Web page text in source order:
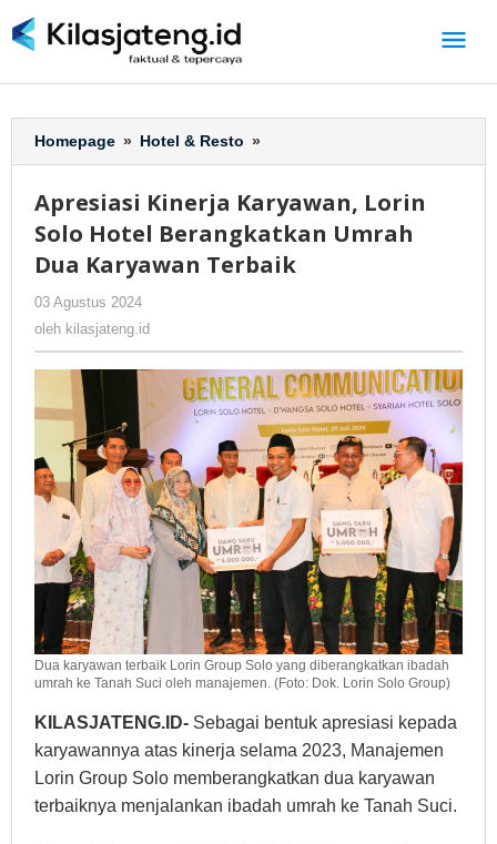
ke
Homepage » Hotel & Resto »
Kinerja
Lorin
Solo
Hotel
Karyawan
Terbaik
Apresiasi Kinerja Karyawan, Lorin
Solo Hotel Berangkatkan Umrah
Dua Karyawan Terbaik
03 Agustus 2024
oleh kilasjateng.id
Dua karyawan terbaik Lorin Group Solo yang diberangkatkan ibadah
umrah ke Tanah Suci oleh manajemen. (Foto: Dok. Lorin Solo Group)
KILASJATENG.ID- Sebagai bentuk apresiasi kepada
karyawannya atas kinerja selama 2023, Manajemen
Lorin Group Solo memberangkatkan dua karyawan
terbaiknya menjalankan ibadah umrah ke Tanah Suci.